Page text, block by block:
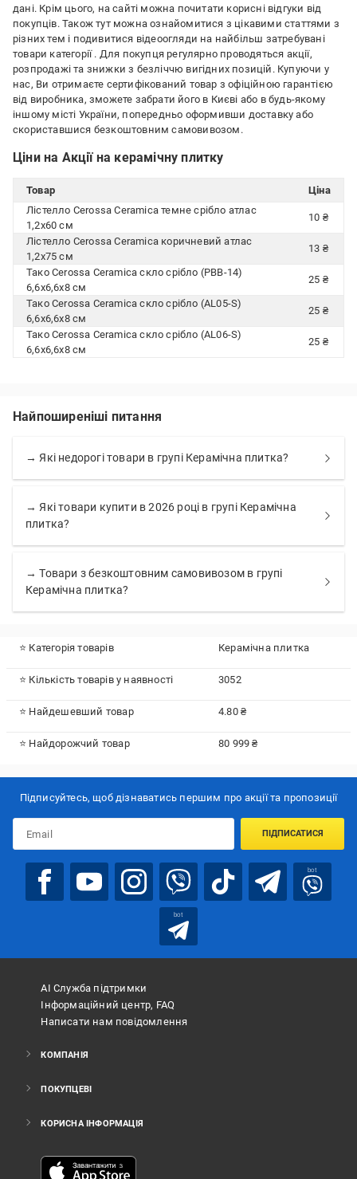
дані. Крім цього, на сайті можна почитати корисні відгуки від
покупців. Також тут можна ознайомитися з цікавими статтями з
різних тем і подивитися відеоогляди на найбільш затребувані
товари категорії . Для покупця регулярно проводяться акції,
розпродажі та знижки з безліччю вигідних позицій. Купуючи у
нас, Ви отримаєте сертифікований товар з офіційною гарантією
від виробника, зможете забрати його в Києві або в будь-якому
іншому місті України, попередньо оформивши доставку або
скориставшися безкоштовним самовивозом.
Ціни на Акції на керамічну плитку
Товар
Ціна
Лістелло Cerossa Ceramica темне срібло атлас
1,2x60 см
10 ₴
Лістелло Cerossa Ceramica коричневий атлас
1,2x75 см
13 ₴
Тако Cerossa Ceramica скло срібло (PBB-14)
6,6x6,6x8 см
25 ₴
Тако Cerossa Ceramica скло срібло (AL05-S)
6,6x6,6x8 см
25 ₴
Тако Cerossa Ceramica скло срібло (AL06-S)
6,6x6,6x8 см
25 ₴
Найпоширеніші питання
→ Які недорогі товари в групі Керамічна плитка?
→ Які товари купити в 2026 році в групі Керамічна
плитка?
→ Товари з безкоштовним самовивозом в групі
Керамічна плитка?
⭐ Категорія товарів Керамічна плитка
⭐ Кількість товарів у наявності 3052
⭐ Найдешевший товар 4.80 ₴
⭐ Найдорожчий товар 80 999 ₴
Підписуйтесь, щоб дізнаватись першим про акції та пропозиції
ПІДПИСАТИСЯ
bot
bot
АІ Служба підтримки
Інформаційний центр, FAQ
Написати нам повідомлення
КОМПАНІЯ
ПОКУПЦЕВІ
КОРИСНА ІНФОРМАЦІЯ